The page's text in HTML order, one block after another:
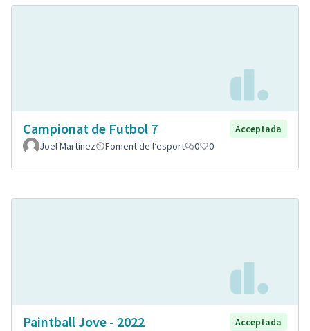
Campionat de Futbol 7
Acceptada
Joel Martínez
Foment de l’esport 0 0
Paintball Jove - 2022
Acceptada